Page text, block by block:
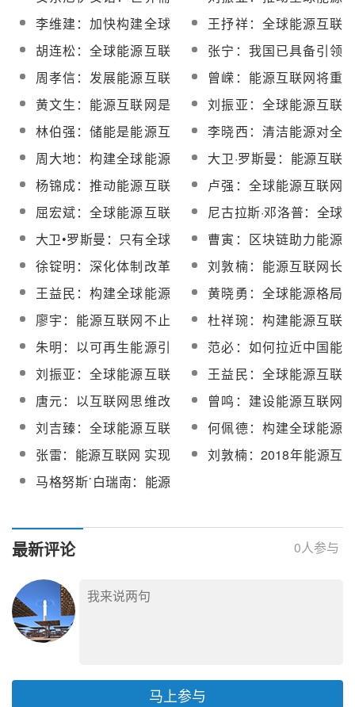
要全球能源互联网 中国
发挥引领作用
互联网从战略构想走向
共同行动
李维建：加快构建全球
能源互联网 创新推动能
源转型升级
王抒祥：全球能源互联
网可以满足全球绿色电
力需求
胡连松：全球能源互联
网将开启全球能源的清
洁转型
张宁：我国已具备引领
全球能源互联网发展的
有利条件
周孝信：发展能源互联
网需解决能源转型两大
关键问题
曾嵘：能源互联网将重
塑整个能源价值链
黄文生：能源互联网是
推动能源革命的重要支
撑
刘振亚：全球能源互联
网在技术、投资方面已
具备现实条件
林伯强：储能是能源互
联网的核心部件
李晓西：清洁能源对全
球能源互联网意义重大
周大地：构建全球能源
互联网亟需确定能源消
费总量
大卫·罗斯曼：能源互联
网将给电力行业带来50
万亿美元投资
杨锦成：推动能源互联
网不能一味依赖政府政
策
卢强：全球能源互联网
比核聚变更具现实意义
屈宏斌：全球能源互联
网利当前惠长远
尼古拉斯·邓洛普：全球
能源互联网将为全球带
来巨大商机
大卫•罗斯曼：只有全球
能源互联网才能解决人
类能源问题
曹寅：区块链助力能源
互联网加速落地
徐锭明：深化体制改革
确保能源革命成功
刘敦楠：能源互联网长
期发展中的八个关键问
题
王益民：构建全球能源
互联网意义重大
黄晓勇：全球能源格局
正在发生深刻的变化
廖宇：能源互联网不止
是能源+互联网
杜祥琬：构建能源互联
网需三化两结合
朱明：以可再生能源引
领能源革命
范必：如何拉近中国能
源与互联网世界的距
离？
刘振亚：全球能源互联
网已实现关键领域突破
王益民：全球能源互联
网是一带一路建设的最
好载体
唐元：以互联网思维改
造传统电力系统
曾鸣：建设能源互联网
的四个主要路径
刘吉臻：全球能源互联
网建设已开启实战模式
何佩德：构建全球能源
互联网意义非同凡响
张雷：能源互联网 实现
绿托邦
刘敦楠：2018年能源互
马格努斯˙白瑞南：能源
最新评论 0人参与
马上参与